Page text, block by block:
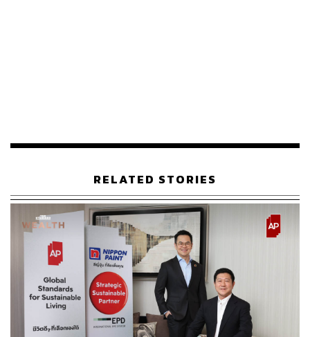
ก๊าซเรือนกระจกต่ำ (Long-Term Low Greenhouse Gas
รัฐมนตรีมีมติเห็นชอบเมื่อวันที่ 19 ตุลาคม 2564 ไปยังสำนัก
เลขาธิการอนุสัญญาสหประชาชาติว่าด้วยการเปลี่ยนแปลง
สภาพภูมิอากาศ (UNFCCC) รวมถึงประกาศเป้าหมายความ
เป็นกลางทางคาร์บอน (Carbon Neutrality) แต่ก็ไม่มีการอ้าง
ถึงเป้าหมาย NDC 40% แต่อย่างใด
เป้าหมาย Net Zero ต้องพึ่งการชดเชยคาร์บอนที่เป็น
เรื่องหลอกลวง
RELATED STORIES